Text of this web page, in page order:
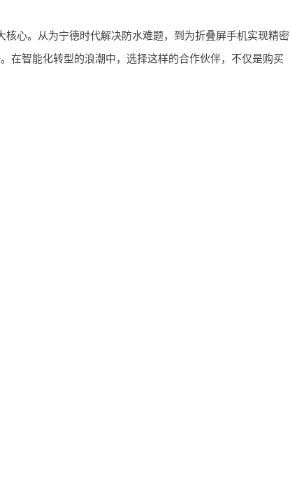
心。从为宁德时代解决防水难题，到为折叠屏手机实现精密
在智能化转型的浪潮中，选择这样的合作伙伴，不仅是购买